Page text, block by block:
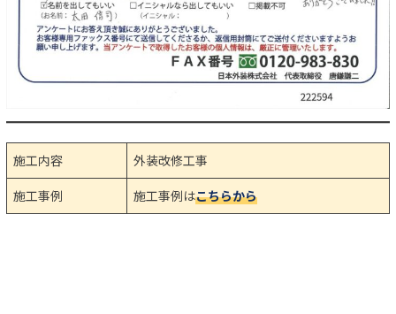
施工内容
外装改修工事
施工事例
施工事例はこちらから